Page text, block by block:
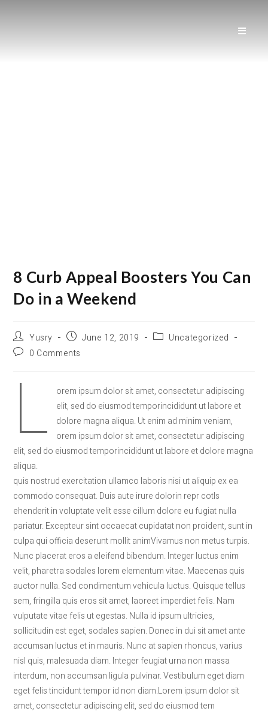
8 Curb Appeal Boosters You Can
Do in a Weekend
Yusry June 12, 2019
Uncategorized
0 Comments
L
orem ipsum dolor sit amet, consectetur adipiscing
elit, sed do eiusmod temporincididunt ut labore et
dolore magna aliqua. Ut enim ad minim veniam,
orem ipsum dolor sit amet, consectetur adipiscing
elit, sed do eiusmod temporincididunt ut labore et dolore magna
aliqua.
quis nostrud exercitation ullamco laboris nisi ut aliquip ex ea
commodo consequat. Duis aute irure dolorin repr cotls
ehenderit in voluptate velit esse cillum dolore eu fugiat nulla
pariatur. Excepteur sint occaecat cupidatat non proident, sunt in
culpa qui officia deserunt mollit animVivamus non metus turpis.
Nunc placerat eros a eleifend bibendum. Integer luctus enim
velit, pharetra sodales lorem elementum vitae. Maecenas quis
auctor nulla. Sed condimentum vehicula luctus. Quisque tellus
sem, fringilla quis eros sit amet, laoreet imperdiet felis. Nam
vulputate vitae felis ut egestas. Nulla id ipsum ultricies,
sollicitudin est eget, sodales sapien. Donec in dui sit amet ante
accumsan luctus et in mauris. Nunc at sapien rhoncus, varius
nisl quis, malesuada diam. Integer feugiat urna non massa
interdum, non accumsan ligula pulvinar. Vestibulum eget diam
eget felis tincidunt tempor id non diam.Lorem ipsum dolor sit
amet, consectetur adipiscing elit, sed do eiusmod tem